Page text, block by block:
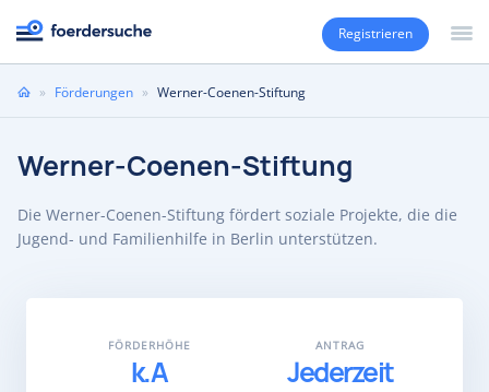
Registrieren
Sie» Förderungen » Werner-Coenen-Stiftung
Werner-Coenen-Stiftung
Die Werner-Coenen-Stiftung fördert soziale Projekte, die die
Jugend- und Familienhilfe in Berlin unterstützen.
FÖRDERHÖHE
k.A
ANTRAG
Jederzeit